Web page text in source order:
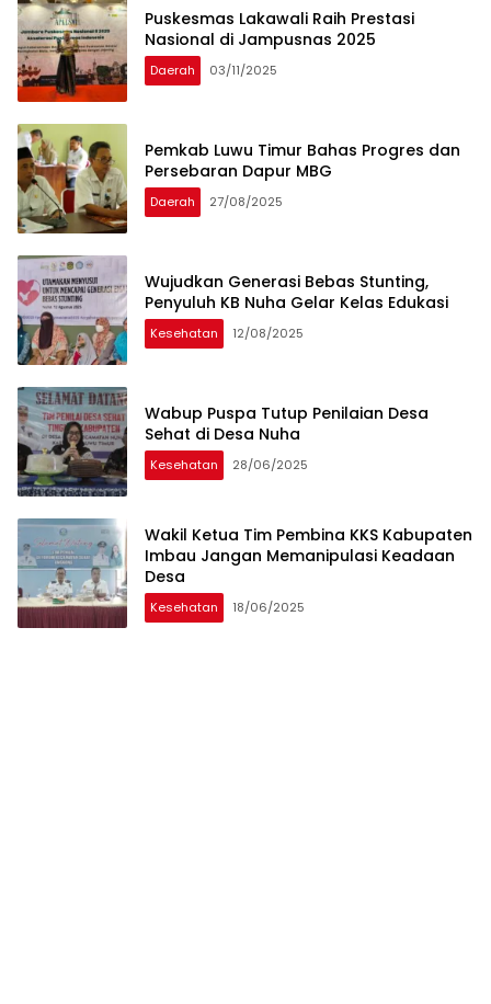
Puskesmas Lakawali Raih Prestasi
Nasional di Jampusnas 2025
Daerah 03/11/2025
Pemkab Luwu Timur Bahas Progres dan
Persebaran Dapur MBG
Daerah 27/08/2025
Wujudkan Generasi Bebas Stunting,
Penyuluh KB Nuha Gelar Kelas Edukasi
Kesehatan 12/08/2025
Wabup Puspa Tutup Penilaian Desa
Sehat di Desa Nuha
Kesehatan 28/06/2025
Wakil Ketua Tim Pembina KKS Kabupaten
Imbau Jangan Memanipulasi Keadaan
Desa
Kesehatan 18/06/2025